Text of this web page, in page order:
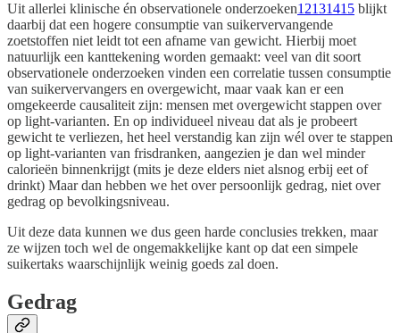
Uit allerlei klinische én observationele onderzoeken12131415 blijkt
daarbij dat een hogere consumptie van suikervervangende
zoetstoffen niet leidt tot een afname van gewicht. Hierbij moet
natuurlijk een kanttekening worden gemaakt: veel van dit soort
observationele onderzoeken vinden een correlatie tussen consumptie
van suikervervangers en overgewicht, maar vaak kan er een
omgekeerde causaliteit zijn: mensen met overgewicht stappen over
op light-varianten. En op individueel niveau dat als je probeert
gewicht te verliezen, het heel verstandig kan zijn wél over te stappen
op light-varianten van frisdranken, aangezien je dan wel minder
calorieën binnenkrijgt (mits je deze elders niet alsnog erbij eet of
drinkt) Maar dan hebben we het over persoonlijk gedrag, niet over
gedrag op bevolkingsniveau.
Uit deze data kunnen we dus geen harde conclusies trekken, maar
ze wijzen toch wel de ongemakkelijke kant op dat een simpele
suikertaks waarschijnlijk weinig goeds zal doen.
Gedrag